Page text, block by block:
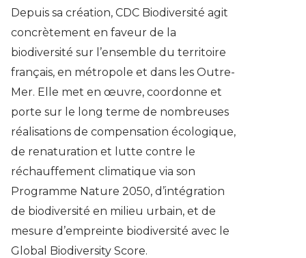
Depuis sa création, CDC Biodiversité agit
concrètement en faveur de la
biodiversité sur l’ensemble du territoire
français, en métropole et dans les Outre-
Mer. Elle met en œuvre, coordonne et
porte sur le long terme de nombreuses
réalisations de compensation écologique,
de renaturation et lutte contre le
réchauffement climatique via son
Programme Nature 2050, d’intégration
de biodiversité en milieu urbain, et de
mesure d’empreinte biodiversité avec le
Global Biodiversity Score.